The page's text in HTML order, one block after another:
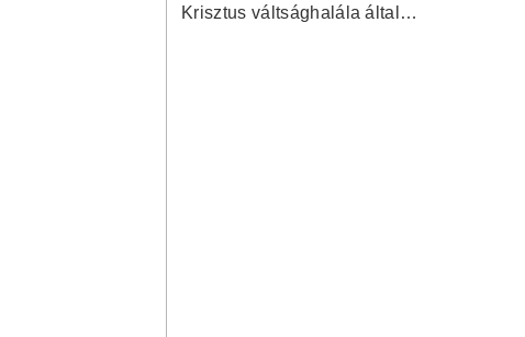
Krisztus váltsághalála által…